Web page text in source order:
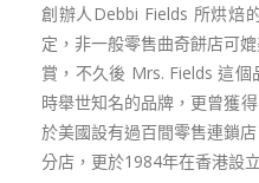
創辦人Debbi Fields 所烘焙
定，非一般零售曲奇餅店可
賞，不久後 Mrs. Fields 這
時舉世知名的品牌，更曾獲
於美國設有過百間零售連鎖
分店，更於1984年在香港設